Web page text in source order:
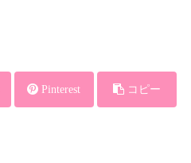
Pinterest コピー